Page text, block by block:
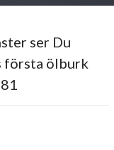
ser Du
första ölburk